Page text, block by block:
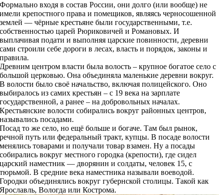
Формально входя в состав России, они долго (или вообще) не
имели крепостного права и помещиков, являясь черносошенной
землей — чёрные крестьяне были государственными, т.е.
собственностью царей Рюриковичей и Романовых. И
выплачивая подати и выполняя царские повинности, деревни
сами строили себе дороги в лесах, власть и порядок, законы и
правила.
Древним центром власти была волость – крупное богатое село с
большой церковью. Она объединяла маленькие деревни вокруг.
В волости было своё начальство, включая полицейского. Оно
выбиралось из самих крестьян – с 19 века на зарплате
государственной, а ранее – на добровольных началах.
Крестьянские волости собирались вокруг районных центров,
назывались посадами.
Посад то же село, но ещё больше и богаче. Там был рынок,
речной путь или федеральный тракт, купцы. В посаде волости
менялись товарами и получали товар взамен. Ну а посады
собирались вокруг местного городка (крепости), где сидел
царский наместник — дворянин и солдаты, человек 15, с
тюрьмой. В средние века наместника называли воеводой.
Городки объединялись вокруг губернской столицы. Такой как
Ярославль, Вологда или Кострома.